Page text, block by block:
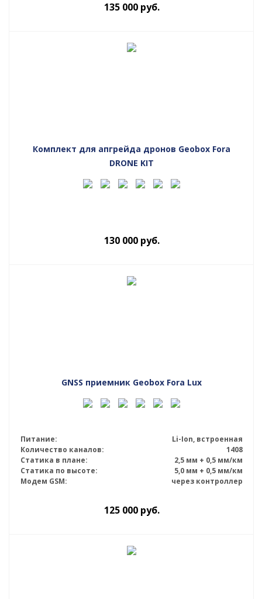
135 000руб.
Комплект для апгрейда дронов Geobox Fora
DRONE KIT
130 000руб.
GNSS приемник Geobox Fora Lux
Питание:
Li-Ion, встроенная
Количество каналов:
1408
Статика в плане:
2,5 мм + 0,5 мм/км
Статика по высоте:
5,0 мм + 0,5 мм/км
Модем GSM:
через контроллер
125 000руб.